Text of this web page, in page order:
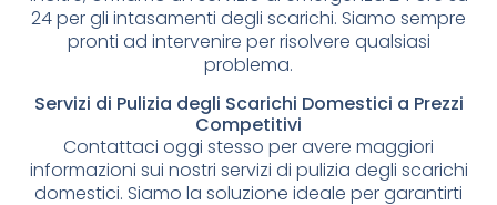
24 per gli intasamenti degli scarichi. Siamo sempre
pronti ad intervenire per risolvere qualsiasi
problema.
Servizi di Pulizia degli Scarichi Domestici a Prezzi
Competitivi
Contattaci oggi stesso per avere maggiori
informazioni sui nostri servizi di pulizia degli scarichi
domestici. Siamo la soluzione ideale per garantirti